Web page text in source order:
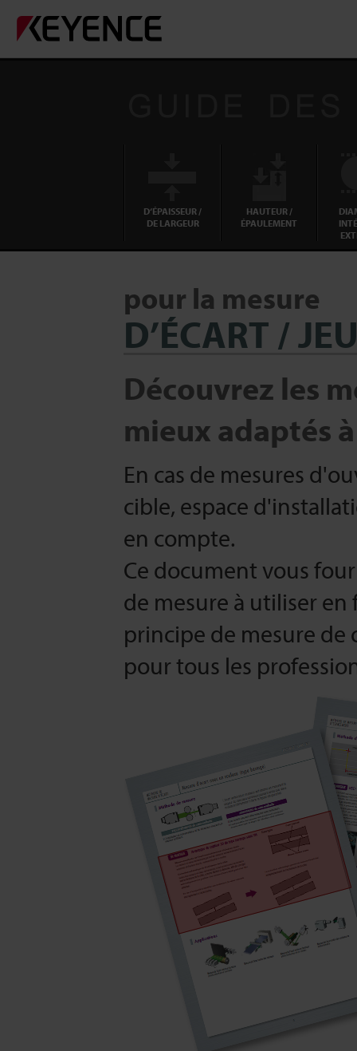
D‘ÉPAISSEUR /
DE LARGEUR
HAUTEUR /
ÉPAULEMENT
pour la mesure
D’ÉCART /
Découvrez les
mieux adaptés
En cas de mesures
cible, espace
en compte.
Ce document vous
de mesure à utiliser
principe de mesure
pour tous les